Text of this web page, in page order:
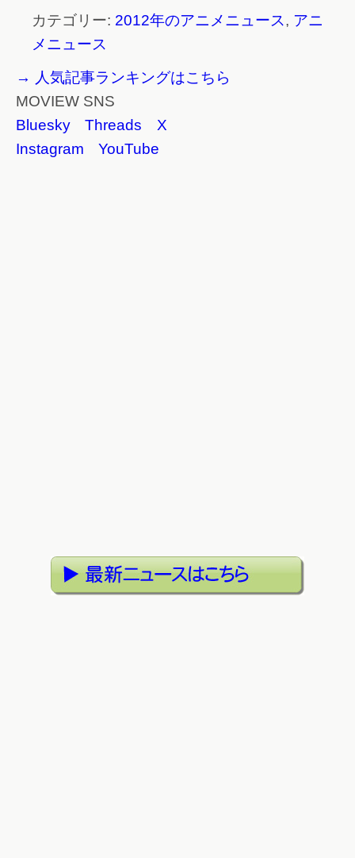
カテゴリー: 2012年のアニメニュース, アニ
メニュース
→ 人気記事ランキングはこちら
MOVIEW SNS
Bluesky
Threads
X
Instagram
YouTube